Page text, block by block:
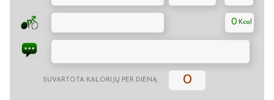
0
SUVARTOTA KALORIJŲ PER DIENĄ: 0